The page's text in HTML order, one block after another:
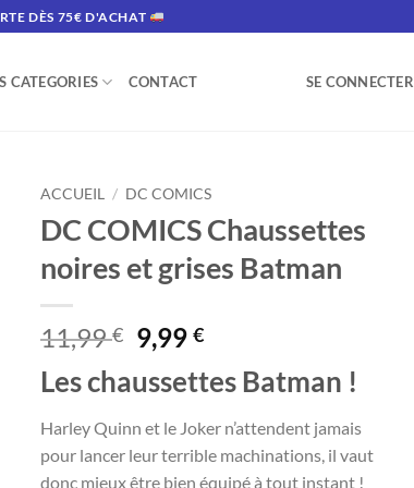
DÈS 75€ D'ACHAT
CATEGORIES CONTACT SE CONNECTER
ACCUEIL / DC COMICS
DC COMICS Chaussettes
noires et grises Batman
11,99€ Le
prix
initial
11,99 €.
9,99€Le
actuel
est :
9,99 €.
Les chaussettes Batman !
Harley Quinn et le Joker n’attendent jamais
pour lancer leur terrible machinations, il vaut
donc mieux être bien équipé à tout instant !